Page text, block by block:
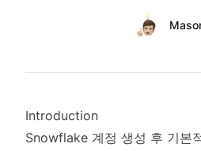
Name
Introduction
Snowflake 계정 생성 후 기본